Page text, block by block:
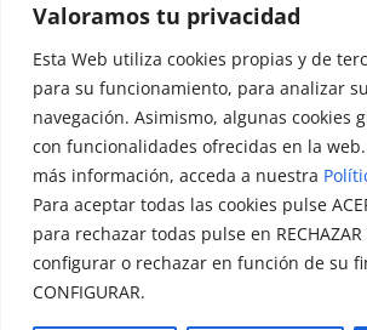
Valoramos tu privacidad
Esta Web utiliza cookies propias y de
para su funcionamiento, para analizar
navegación. Asimismo, algunas cookies
con funcionalidades ofrecidas en la
más información, acceda a nuestra
Para aceptar todas las cookies pulse
para rechazar todas pulse en RECHAZAR
configurar o rechazar en función de su
CONFIGURAR.
Jarama (Madrid)
© Todos los derechos reservados.
de Jarama Diseñado y creado por